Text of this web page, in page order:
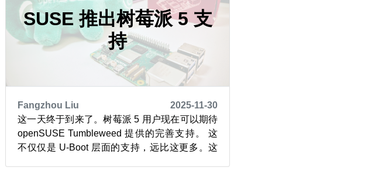
SUSE 推出树莓派 5 支
持
Fangzhou Liu
2025-11-30
这一天终于到来了。树莓派 5 用户现在可以期待
openSUSE Tumbleweed 提供的完善支持。 这
不仅仅是 U-Boot 层面的支持，远比这更多。这